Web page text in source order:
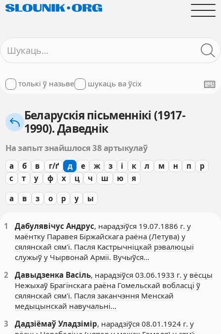
толькі ў назьве шукаць ва ўсіх
Беларускія пісьменнікі (1917-
1990). Даведнік
На запыт знайшлося 38 артыкулаў
а б в г/ґ д е ж з і к л м н п
р
с
т у ф х ц ч ш ю я
а в з о р у ы
1 Дабулявічус Андрус, нарадзіўся 19.07.1886 г. у
маёнтку Паравея Біржайскага раёна (Летува) у
сялянскай сям'і. Пасля Кастрычніцкай рэвалюцыі
служыў у Чырвонай Арміі. Вучыўся…
2
Давыдзенка Васіль, нарадзіўся 03.06.1933 г. у вёсцы
Нежыхаў Брагінскага раёна Гомельскай вобласці ў
сялянскай сям'і. Пасля заканчэння Менскай
медыцынскай навучальні…
3
Дадзіёмаў Уладзімір, нарадзіўся 08.01.1924 г. у